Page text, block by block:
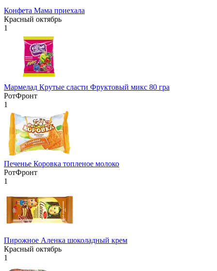
Конфета Мама приехала
Красный октябрь
1
Мармелад Крутые сласти Фруктовый микс 80 гра
РотФронт
1
Печенье Коровка топленое молоко
РотФронт
1
Пирожное Аленка шоколадный крем
Красный октябрь
1